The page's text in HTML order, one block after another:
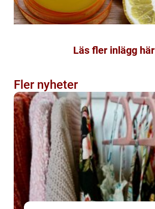
Läs fler inlägg här
Fler nyheter